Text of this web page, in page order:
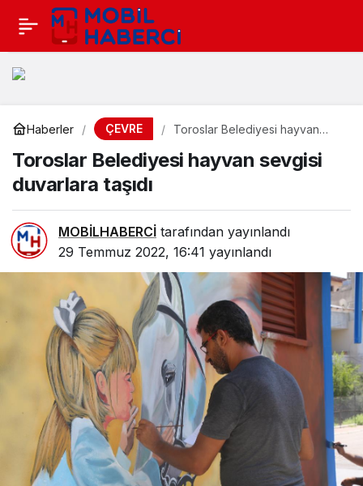
Haberler ÇEVRE
Toroslar Belediyesi hayvan
Toroslar Belediyesi hayvan sevgisi
duvarlara taşıdı
MOBİLHABERCİ tarafından yayınlandı
29 Temmuz 2022, 16:41 yayınlandı